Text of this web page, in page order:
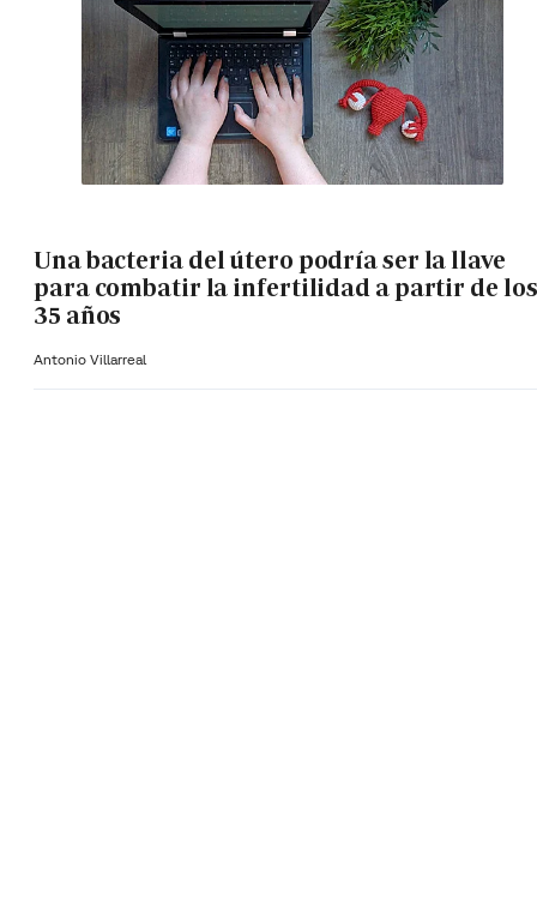
Una bacteria del útero podría ser la llave
para combatir la infertilidad a partir de los
35 años
Antonio Villarreal